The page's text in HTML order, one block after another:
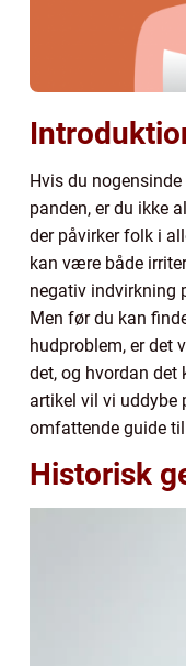
Hvis du
panden, er du ikke
der påvirker folk i
kan være både
negativ indvirkning
Men før du kan
hudproblem, er det
det, og hvordan det
artikel vil vi uddybe
omfattende guide
Historisk